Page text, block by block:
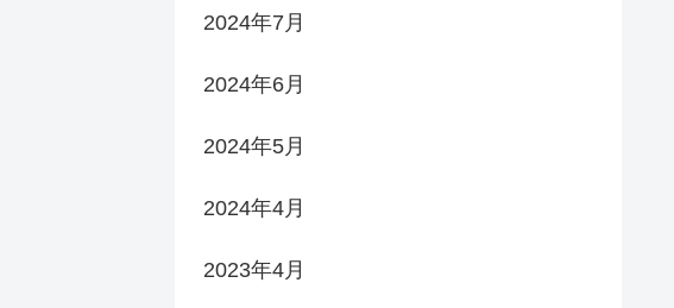
2024年7月
2024年6月
2024年5月
2024年4月
2023年4月